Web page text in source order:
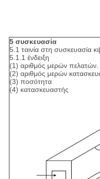
5 συσκευασία
5.1 ταινία στη συσκευασία
5.1.1 ένδειξη
(1) αριθμός μερών πελατών.
(2) αριθμός μερών
(3) ποσότητα
(4) κατασκευαστής